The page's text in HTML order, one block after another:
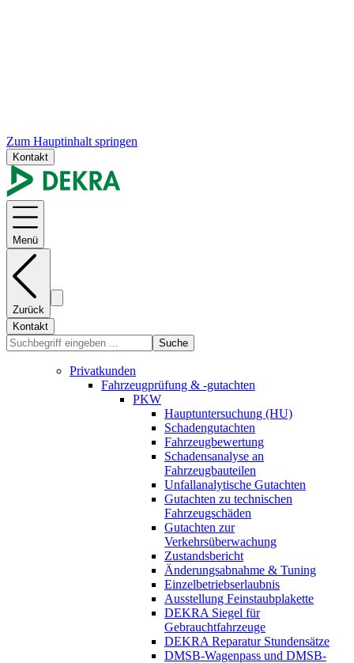
Zum Hauptinhalt springen
Kontakt
Menü
Zurück
Kontakt
Suche
Privatkunden
Fahrzeugprüfung & -gutachten
PKW
Hauptuntersuchung (HU)
Schadengutachten
Fahrzeugbewertung
Schadensanalyse an
Fahrzeugbauteilen
Unfallanalytische Gutachten
Gutachten zu technischen
Fahrzeugschäden
Gutachten zur
Verkehrsüberwachung
Zustandsbericht
Änderungsabnahme & Tuning
Einzelbetriebserlaubnis
Ausstellung Feinstaubplakette
DEKRA Siegel für
Gebrauchtfahrzeuge
DEKRA Reparatur Stundensätze
DMSB-Wagenpass und DMSB-